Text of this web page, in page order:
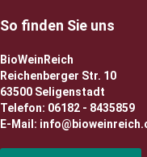
So finden Sie uns
BioWeinReich
Reichenberger Str. 10
63500 Seligenstadt
Telefon: 06182 - 8435859
E-Mail: